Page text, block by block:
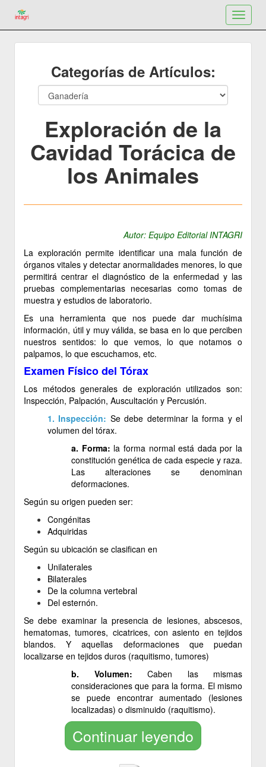
Toggle
Categorías de Artículos:
Exploración de la
Cavidad Torácica de
los Animales
Autor: Equipo Editorial INTAGRI
La exploración permite identificar una mala función de
órganos vitales y detectar anormalidades menores, lo que
permitirá centrar el diagnóstico de la enfermedad y las
pruebas complementarias necesarias como tomas de
muestra y estudios de laboratorio.
Es una herramienta que nos puede dar muchísima
información, útil y muy válida, se basa en lo que perciben
nuestros sentidos: lo que vemos, lo que notamos o
palpamos, lo que escuchamos, etc.
Examen Físico del Tórax
Los métodos generales de exploración utilizados son:
Inspección, Palpación, Auscultación y Percusión.
1. Inspección: Se debe determinar la forma y el
volumen del tórax.
a. Forma: la forma normal está dada por la
constitución genética de cada especie y raza.
Las alteraciones se denominan
deformaciones.
Según su origen pueden ser:
Congénitas
Adquiridas
Según su ubicación se clasifican en
Unilaterales
Bilaterales
De la columna vertebral
Del esternón.
Se debe examinar la presencia de lesiones, abscesos,
hematomas, tumores, cicatrices, con asiento en tejidos
blandos. Y aquellas deformaciones que puedan
localizarse en tejidos duros (raquitismo, tumores)
b. Volumen: Caben las mismas
consideraciones que para la forma. El mismo
se puede encontrar aumentado (lesiones
localizadas) o disminuido (raquitismo).
Continuar leyendo